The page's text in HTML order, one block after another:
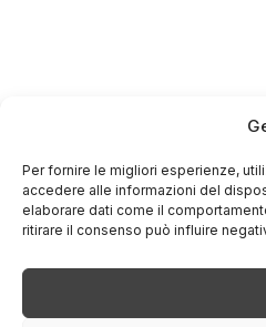
Per fornire le migliori esperienze,
accedere alle informazioni del
elaborare dati come il
ritirare il consenso può influire